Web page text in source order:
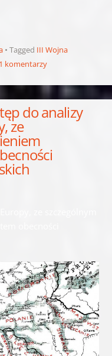
Tagged III Wojna
komentarzy
do analizy
ze